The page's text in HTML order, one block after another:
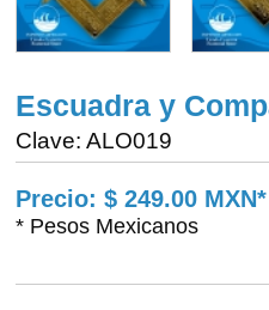
Escuadra y
Clave: ALO019
Precio: $ 249.00 MXN*
* Pesos Mexicanos